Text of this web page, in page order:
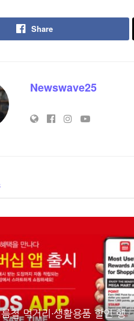
Share
Newswave25
철 먹거리·생활용품 할인 행